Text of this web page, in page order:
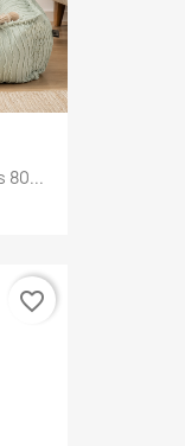
80...
favorite_border